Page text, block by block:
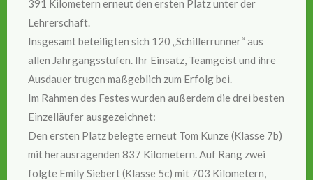
391 Kilometern erneut den ersten Platz unter der
Lehrerschaft.
Insgesamt beteiligten sich 120 „Schillerrunner“ aus
allen Jahrgangsstufen. Ihr Einsatz, Teamgeist und ihre
Ausdauer trugen maßgeblich zum Erfolg bei.
Im Rahmen des Festes wurden außerdem die drei besten
Einzelläufer ausgezeichnet:
Den ersten Platz belegte erneut Tom Kunze (Klasse 7b)
mit herausragenden 837 Kilometern. Auf Rang zwei
folgte Emily Siebert (Klasse 5c) mit 703 Kilometern,